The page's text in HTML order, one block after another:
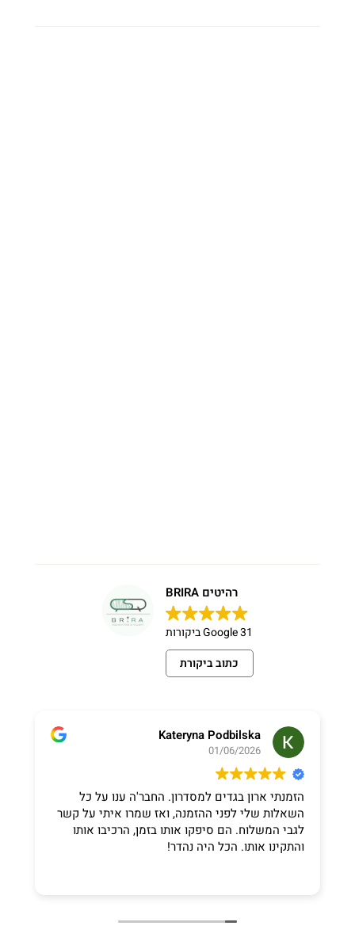
רהיטים BRIRA
31 Google ביקורות
כתוב ביקורת
Kateryna Podbilska
01/06/2026
הזמנתי ארון בגדים למסדרון. החבר'ה ענו על כל
השאלות שלי לפני ההזמנה, ואז שמרו איתי על קשר
לגבי המשלוח. הם סיפקו אותו בזמן, הרכיבו אותו
והתקינו אותו. הכל היה נהדר!